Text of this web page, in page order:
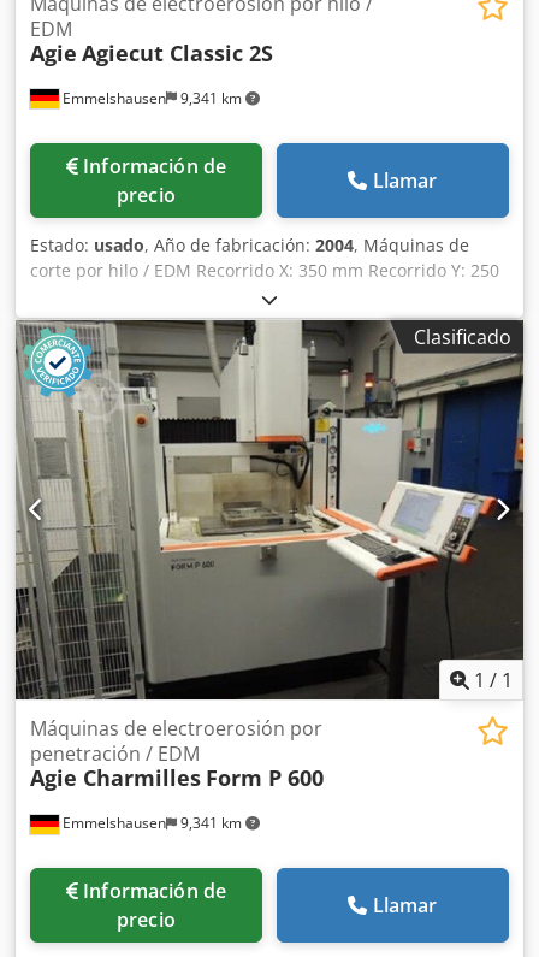
Emmelshausen 9,341 km
EDM
Agie Agiecut Classic 2S
Información de
precio
Llamar
Estado: usado, Año de fabricación: 2004, Máquinas de
corte por hilo / EDM Recorrido X: 350 mm Recorrido Y: 250
mm Recorrido Z: 256 mm Chjdjwf I Imopfx Angoa Máx.
Tamaño de la pieza de trabajo X: 750 mm Máx. Tamaño de
la pieza de trabajo Y: 550 mm Máx. Tamaño de la pieza de
trabajo Z: 250 mm Máx. peso de la pieza de trabajo: 200 kg
Corte en baño maría enfriador La máquina fue revisada
anualmente por el fabricante.
Clasificado
1 / 1
Emmelshausen 9,341 km
Máquinas de electroerosión por
penetración / EDM
Agie Charmilles Form P 600
Información de
precio
Llamar